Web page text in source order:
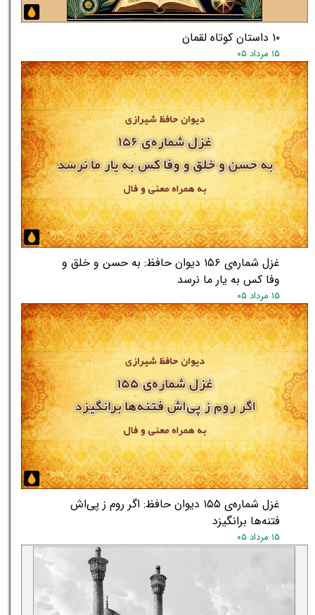
۱۰ داستان کوتاه لقمان
۱۵ مرداد ۰۵
غزل شماره‌ی ۱۵۶ دیوان حافظ: به حسن و خلق و
وفا کس به یار ما نرسد
۱۵ مرداد ۰۵
غزل شماره‌ی ۱۵۵ دیوان حافظ: اگر روم ز پی‌اش
فتنه‌ها برانگیزد
۱۵ مرداد ۰۵